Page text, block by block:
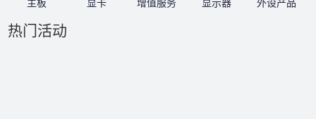
主板 显卡 增值服务 显示器 外设产品
热门活动